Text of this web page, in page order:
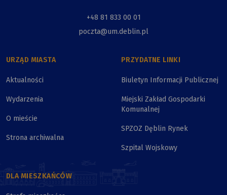
+48 81 833 00 01
poczta@um.deblin.pl
URZĄD MIASTA
Aktualności
Wydarzenia
O mieście
Strona archiwalna
PRZYDATNE LINKI
Biuletyn Informacji Publicznej
Miejski Zakład Gospodarki
Komunalnej
SPZOZ Dęblin Rynek
Szpital Wojskowy
DLA MIESZKAŃCÓW